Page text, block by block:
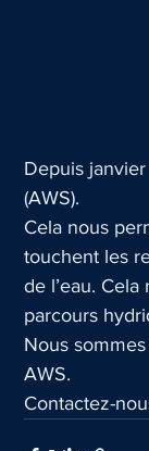
Depuis
(AWS).
Cela nous
touchent les
de l’eau.
parcours
Nous
AWS.
Contactez-